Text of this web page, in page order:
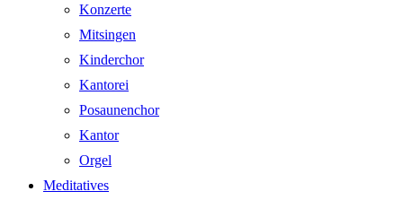
Konzerte
Mitsingen
Kinderchor
Kantorei
Posaunenchor
Kantor
Orgel
Meditatives